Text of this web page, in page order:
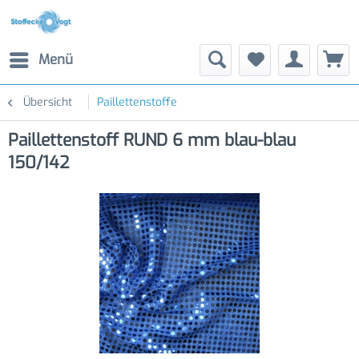
Menü
Übersicht Paillettenstoffe
Paillettenstoff RUND 6 mm blau-blau
150/142